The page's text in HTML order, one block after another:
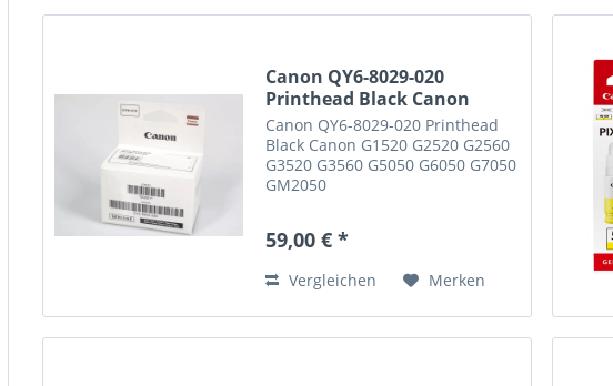
Canon QY6-8029-020
Printhead Black Canon
G1520...
Canon QY6-8029-020 Printhead
Black Canon G1520 G2520 G2560
G3520 G3560 G5050 G6050 G7050
GM2050
59,00 € *
Vergleichen Merken